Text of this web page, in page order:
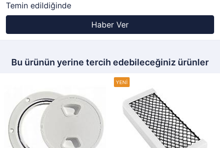
Temin edildiğinde
Haber Ver
Bu ürünün yerine tercih edebileceğiniz ürünler